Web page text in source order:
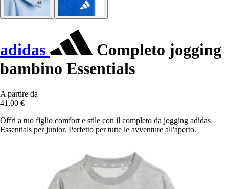
adidas
Completo jogging
bambino Essentials
A partire da
41,00 €
Offri a tuo figlio comfort e stile con il completo da jogging adidas
Essentials per junior. Perfetto per tutte le avventure all'aperto.